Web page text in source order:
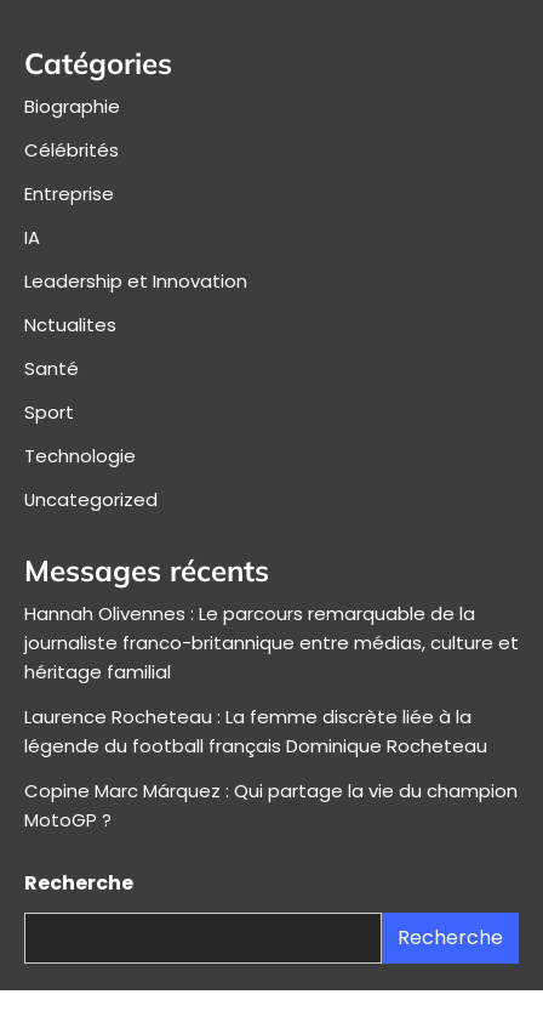
Catégories
Biographie
Célébrités
Entreprise
IA
Leadership et Innovation
Nctualites
Santé
Sport
Technologie
Uncategorized
Messages récents
Hannah Olivennes : Le parcours remarquable de la
journaliste franco-britannique entre médias, culture et
héritage familial
Laurence Rocheteau : La femme discrète liée à la
légende du football français Dominique Rocheteau
Copine Marc Márquez : Qui partage la vie du champion
MotoGP ?
Recherche
Recherche